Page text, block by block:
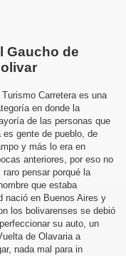
Gaucho de
Turismo Carretera es una
en donde la
de las personas que
es gente de pueblo, de
y más lo era en
anteriores, por eso no
raro pensar porqué la
que estaba
nació en Buenos Aires y
los bolivarenses se debió
su auto, un
de Olavaria a
nada mal para in